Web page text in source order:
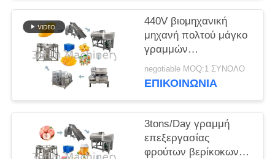
SITEMAP
ΠΟΛΙΤΙΚΉ
ΑΠΟΡΡΉΤΟΥ
440V βιομηχανική
μηχανή πολτού μάγκο
γραμμών
επεξεργασίας χυμού
μάγκο
negotiable MOQ:1 ΣΥΝΟΛΟ
ΕΠΙΚΟΙΝΩΝΙΑ
3tons/Day γραμμή
επεξεργασίας
φρούτων βερίκοκων